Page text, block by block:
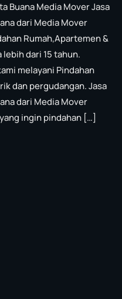
Buana Media Mover Jasa
dari Media Mover
Rumah,Apartemen &
dari 15 tahun.
melayani Pindahan
dan pergudangan. Jasa
dari Media Mover
ingin pindahan […]